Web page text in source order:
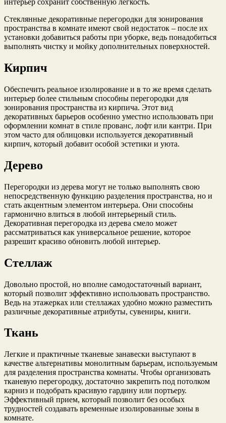
интерьер сохранит собственную легкость.
Стеклянные декоративные перегородки для зонирования
пространства в комнате имеют свой недостаток – после их
установки добавиться работы при уборке, ведь понадобиться
выполнять чистку и мойку дополнительных поверхностей.
Кирпич
Обеспечить реальное изолирование и в то же время сделать
интерьер более стильным способны перегородки для
зонирования пространства из кирпича. Этот вид
декоративных барьеров особенно уместно использовать при
оформлении комнат в стиле прованс, лофт или кантри. При
этом часто для облицовки используется декоративный
кирпич, который добавит особой эстетики и уюта.
Дерево
Перегородки из дерева могут не только выполнять свою
непосредственную функцию разделения пространства, но и
стать акцентным элементом интерьера. Они способны
гармонично влиться в любой интерьерный стиль.
Декоративная перегородка из дерева смело может
рассматриваться как универсальное решение, которое
разрешит красиво обновить любой интерьер.
Стеллаж
Довольно простой, но вполне самодостаточный вариант,
который позволит эффективно использовать пространство.
Ведь на этажерках или стеллажах удобно можно разместить
различные декоративные атрибуты, сувениры, книги.
Ткань
Легкие и практичные тканевые занавески выступают в
качестве альтернативы монолитным барьерам, используемым
для разделения пространства комнаты. Чтобы организовать
тканевую перегородку, достаточно закрепить под потолком
карниз и подобрать красивую гардину или портьеру.
Эффективный прием, который позволит без особых
трудностей создавать временные изолированные зоны в
комнате.